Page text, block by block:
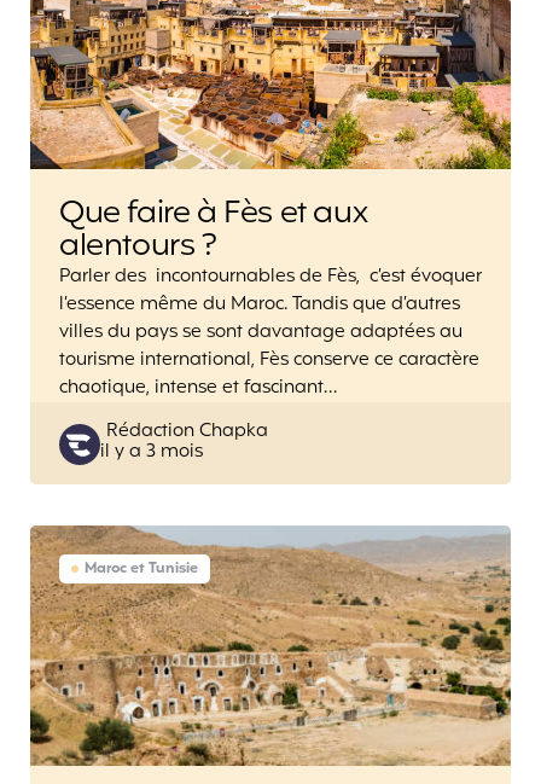
Que faire à Fès et aux
alentours ?
Parler des incontournables de Fès, c’est évoquer
l’essence même du Maroc. Tandis que d’autres
villes du pays se sont davantage adaptées au
tourisme international, Fès conserve ce caractère
chaotique, intense et fascinant…
Posted
by
Rédaction Chapka
il y a 3 mois
Maroc et Tunisie